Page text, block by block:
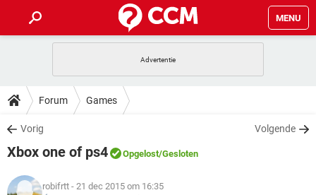
MENU
INSTAGRAM
NETFLIX
GRATIS SNAPCHAT
TIKTOK
HOW-TO
VIDEOBELLEN
GRATIS
DOWNLOADS
VIDEOBELLEN GAMES
INSTAGRAM
VIDEOBELLEN
Forum Games
Vorig Volgende
Xbox one of ps4 Opgelost/Gesloten
robifrtt - 21 dec 2015 om 16:35